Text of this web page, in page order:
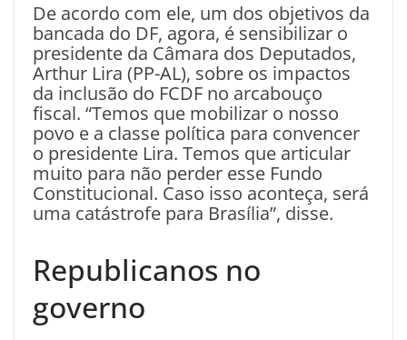
De acordo com ele, um dos objetivos da
bancada do DF, agora, é sensibilizar o
presidente da Câmara dos Deputados,
Arthur Lira (PP-AL), sobre os impactos
da inclusão do FCDF no arcabouço
fiscal. “Temos que mobilizar o nosso
povo e a classe política para convencer
o presidente Lira. Temos que articular
muito para não perder esse Fundo
Constitucional. Caso isso aconteça, será
uma catástrofe para Brasília”, disse.
Republicanos no
governo